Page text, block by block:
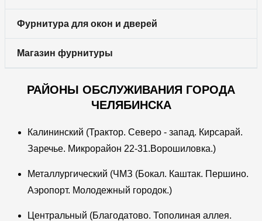
Фурнитура для окон и дверей
Магазин фурнитуры
РАЙОНЫ ОБСЛУЖИВАНИЯ ГОРОДА
ЧЕЛЯБИНСКА
Калининский (Трактор. Северо - запад. Кирсарай.
Заречье. Микрорайон 22-31.Ворошиловка.)
Металлургический (ЧМЗ (Бокал. Каштак. Першино.
Аэропорт. Молодежный городок.)
Центральный (Благодатово. Тополиная аллея.